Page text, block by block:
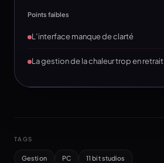
Points faibles
L’interface manque de clarté
La gestion de la chaleur trop en retrait
TAGS
Gestion PC 11 bit studios